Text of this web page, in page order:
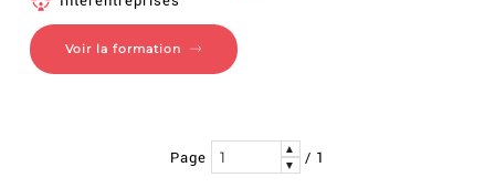
Voir la formation
Page
▲
▼
/ 1